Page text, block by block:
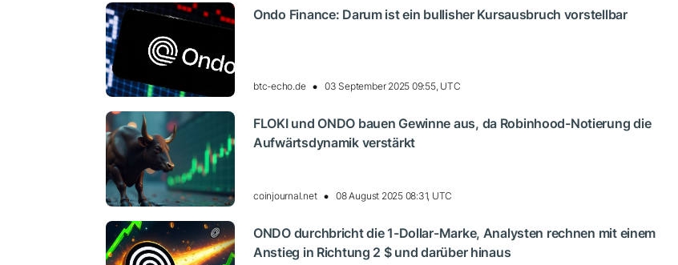
Ondo Finance: Darum ist ein bullisher Kursausbruch vorstellbar
btc-echo.de 03 September 2025 09:55, UTC
FLOKI und ONDO bauen Gewinne aus, da Robinhood-Notierung die
Aufwärtsdynamik verstärkt
coinjournal.net 08 August 2025 08:31, UTC
ONDO durchbricht die 1-Dollar-Marke, Analysten rechnen mit einem
Anstieg in Richtung 2 $ und darüber hinaus